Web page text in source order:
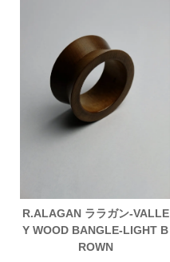
R.ALAGAN ララガン-VALLE
Y WOOD BANGLE-LIGHT B
ROWN